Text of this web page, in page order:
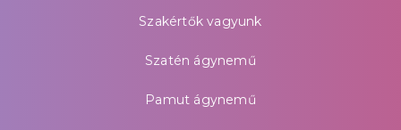
Szakértők vagyunk
Szatén ágynemű
Pamut ágynemű